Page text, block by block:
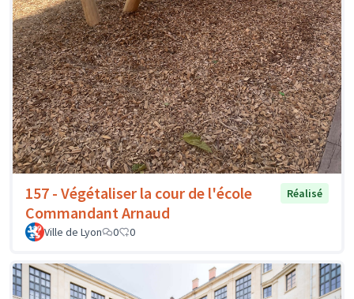
157 - Végétaliser la cour de l'école
Commandant Arnaud
Réalisé
Ville de Lyon 0 0